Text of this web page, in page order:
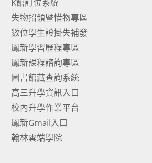
K館訂位系統
失物招領暨惜物專區
數位學生證掛失補發
鳳新學習歷程專區
鳳新課程諮詢專區
圖書館藏查詢系統
高三升學資訊入口
校內升學作業平台
鳳新Gmail入口
翰林雲端學院